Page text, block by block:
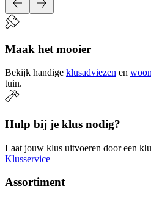
Maak het mooier
Bekijk handige klusadviezen en
tuin.
Hulp bij je klus nodig?
Laat jouw klus uitvoeren door een
Klusservice
Assortiment